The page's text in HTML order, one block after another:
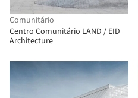
Comunitário
Centro Comunitário LAND / EID
Architecture